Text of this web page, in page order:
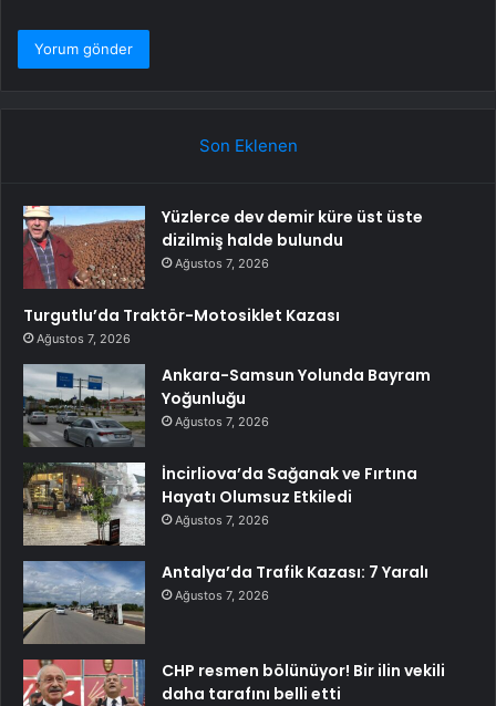
Son Eklenen
Yüzlerce dev demir küre üst üste
dizilmiş halde bulundu
Ağustos 7, 2026
Turgutlu’da Traktör-Motosiklet Kazası
Ağustos 7, 2026
Ankara-Samsun Yolunda Bayram
Yoğunluğu
Ağustos 7, 2026
İncirliova’da Sağanak ve Fırtına
Hayatı Olumsuz Etkiledi
Ağustos 7, 2026
Antalya’da Trafik Kazası: 7 Yaralı
Ağustos 7, 2026
CHP resmen bölünüyor! Bir ilin vekili
daha tarafını belli etti